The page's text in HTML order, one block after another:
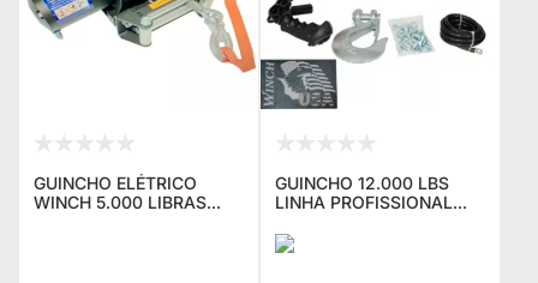
GUINCHO ELÉTRICO
WINCH 5.000 LIBRAS
GUINCHO 12.000 LBS
LINHA PROFISSIONAL
PEÇA ÚNICA